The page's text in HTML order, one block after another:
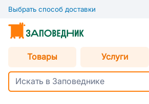
Выбрать способ доставки
Товары Услуги